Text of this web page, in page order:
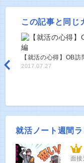
この記事と同じ
【就活の心得】OB訪
2017.07.27
就活ノート週間
面